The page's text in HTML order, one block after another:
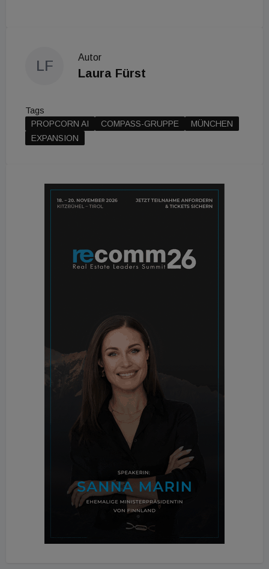
LF
Autor
Laura Fürst
Tags
PROPCORN AI
COMPASS-GRUPPE
MÜNCHEN
EXPANSION